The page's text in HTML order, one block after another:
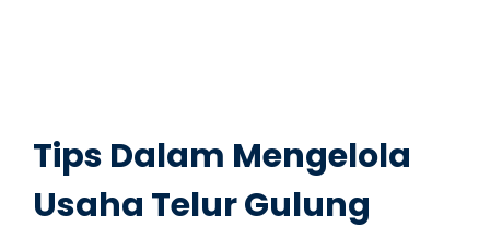
Tips Dalam Mengelola
Usaha Telur Gulung